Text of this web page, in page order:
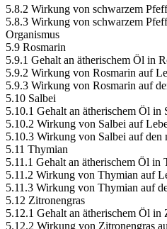
5.8.2 Wirkung von schwarzem
5.8.3 Wirkung von schwarzem
Organismus
5.9 Rosmarin
5.9.1 Gehalt an ätherischem Öl in
5.9.2 Wirkung von Rosmarin auf
5.9.3 Wirkung von Rosmarin auf
5.10 Salbei
5.10.1 Gehalt an ätherischem Öl in
5.10.2 Wirkung von Salbei auf
5.10.3 Wirkung von Salbei auf den
5.11 Thymian
5.11.1 Gehalt an ätherischem Öl in
5.11.2 Wirkung von Thymian auf
5.11.3 Wirkung von Thymian auf
5.12 Zitronengras
5.12.1 Gehalt an ätherischem Öl in
5.12.2 Wirkung von Zitronengras